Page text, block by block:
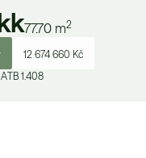
77.70 m2
12 674 660 Kč
ATB 1.408